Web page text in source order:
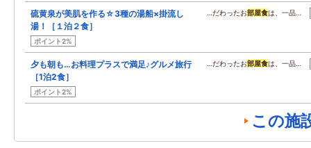
硫黄泉が美肌を作る☆3種の湯船×掛流し
湯！［１泊２食］
ポイント2%
…だわったお部屋食は、一品…
夕も朝も…お料理プラスで満足♪グルメ旅行
［1泊2食］
ポイント2%
…だわったお部屋食は、一品…
この施